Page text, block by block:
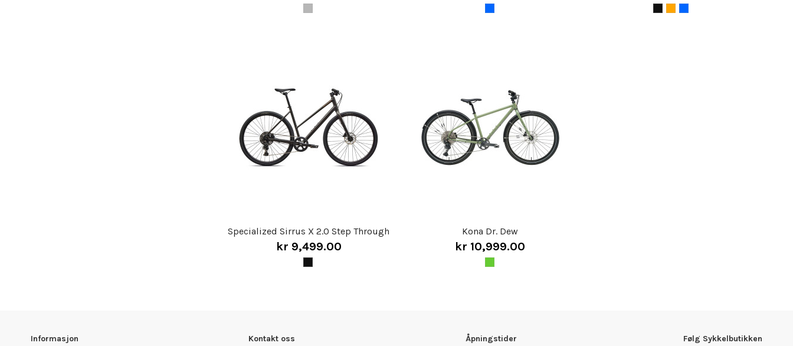
Specialized Sirrus X 2.0 Step Through
kr 9,499.00
Kona Dr. Dew
kr 10,999.00
Informasjon Kontakt oss Åpningstider Følg Sykkelbutikken